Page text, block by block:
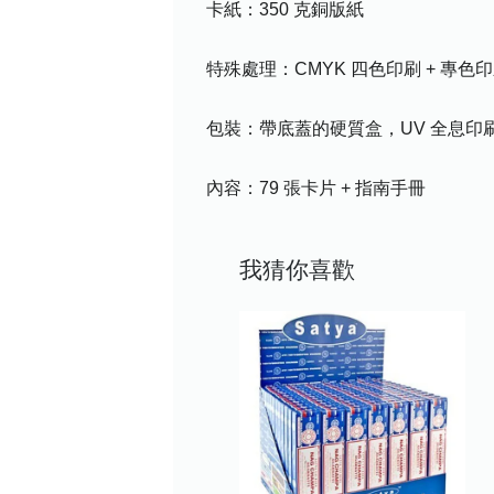
卡紙：350 克銅版紙
特殊處理：CMYK 四色印刷 + 專色
包裝：帶底蓋的硬質盒，UV 全息印
內容：79 張卡片 + 指南手冊
我猜你喜歡